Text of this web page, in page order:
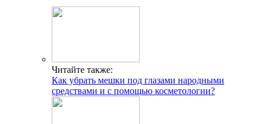
Читайте также:
Как убрать мешки под глазами народными
средствами и с помощью косметологии?